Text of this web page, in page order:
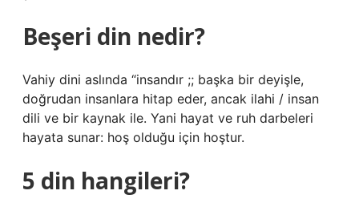
Beşeri din nedir?
Vahiy dini aslında “insandır ;; başka bir deyişle,
doğrudan insanlara hitap eder, ancak ilahi / insan
dili ve bir kaynak ile. Yani hayat ve ruh darbeleri
hayata sunar: hoş olduğu için hoştur.
5 din hangileri?